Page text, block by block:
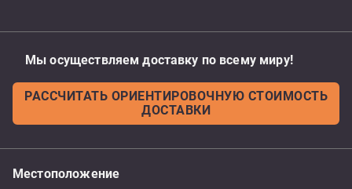
Мы осуществляем доставку по всему миру!
РАССЧИТАТЬ ОРИЕНТИРОВОЧНУЮ СТОИМОСТЬ
ДОСТАВКИ
Местоположение